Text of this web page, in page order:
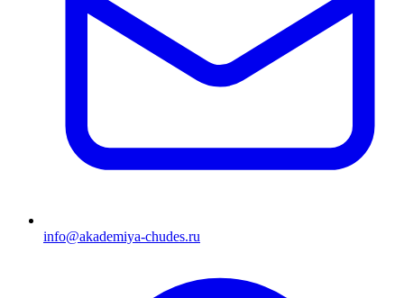
info@akademiya-chudes.ru